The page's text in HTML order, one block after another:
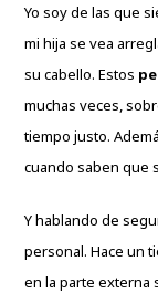
Yo soy de las que
mi hija se vea
su cabello. Estos
muchas veces,
tiempo justo.
cuando saben que
Y hablando de
personal. Hace un
en la parte externa